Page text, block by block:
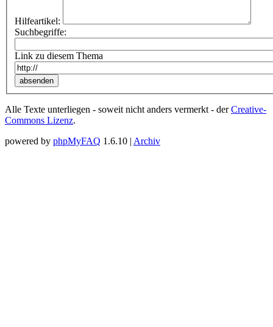
Hilfeartikel:
Suchbegriffe:
Link zu diesem Thema
Alle Texte unterliegen - soweit nicht anders vermerkt - derCreative-
Commons Lizenz.
powered by phpMyFAQ 1.6.10 | Archiv